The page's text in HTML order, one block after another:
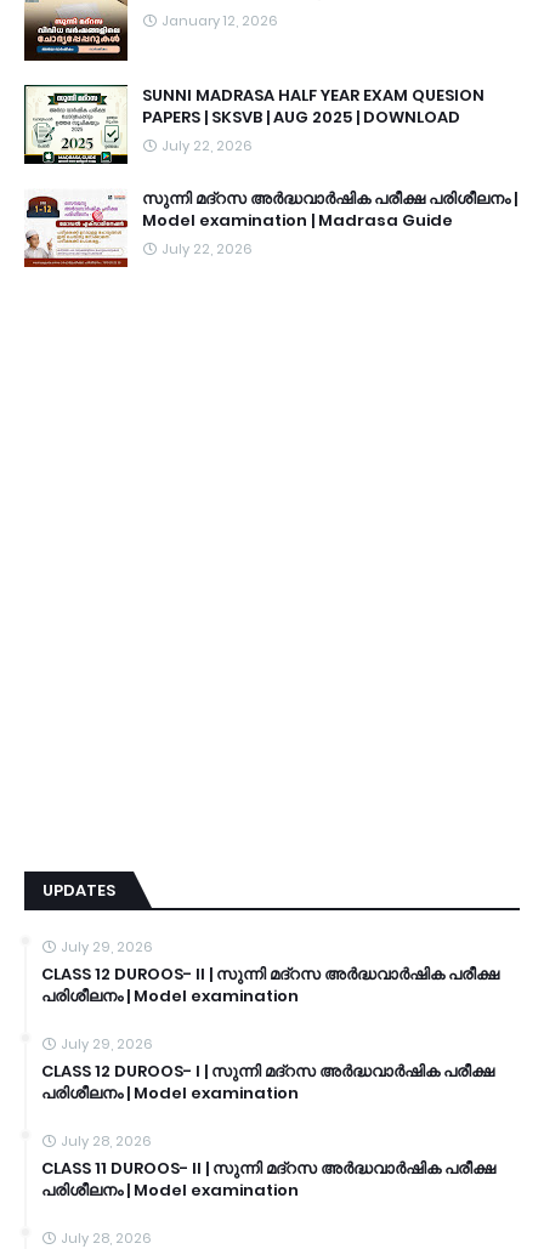
January 12, 2026
SUNNI MADRASA HALF YEAR EXAM QUESION
PAPERS | SKSVB | AUG 2025 | DOWNLOAD
July 22, 2026
സുന്നി മദ്റസ അർദ്ധവാർഷിക പരീക്ഷ പരിശീലനം |
Model examination | Madrasa Guide
July 22, 2026
UPDATES
July 29, 2026
CLASS 12 DUROOS- II | സുന്നി മദ്റസ അർദ്ധവാർഷിക പരീക്ഷ
പരിശീലനം | Model examination
July 29, 2026
CLASS 12 DUROOS- I | സുന്നി മദ്റസ അർദ്ധവാർഷിക പരീക്ഷ
പരിശീലനം | Model examination
July 28, 2026
CLASS 11 DUROOS- II | സുന്നി മദ്റസ അർദ്ധവാർഷിക പരീക്ഷ
പരിശീലനം | Model examination
July 28, 2026